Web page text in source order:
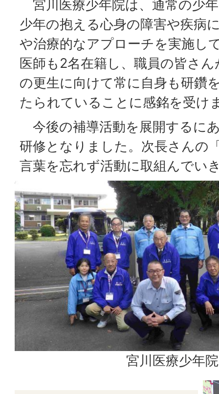
宮川医療少年院は、通常の少
少年の抱える心身の障害や疾病
や治療的なアプローチを実施し
医師も2名在籍し、職員の皆さ
の更生に向けて常に自身も研鑽
たられていることに感銘を受け
今後の補導活動を展開するに
研修となりました。次長さんの
言葉を忘れず活動に取組んでい
宮川医療少年